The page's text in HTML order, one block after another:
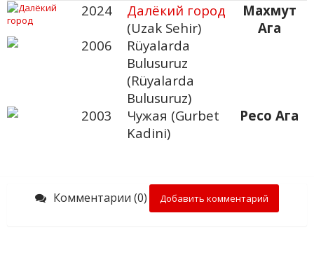
2024
Далёкий город
(Uzak Sehir)
Махмут
Ага
2006
Rüyalarda
Bulusuruz
(Rüyalarda
Bulusuruz)
2003
Чужая (Gurbet
Kadini)
Ресо Ага
Комментарии (0) Добавить комментарий